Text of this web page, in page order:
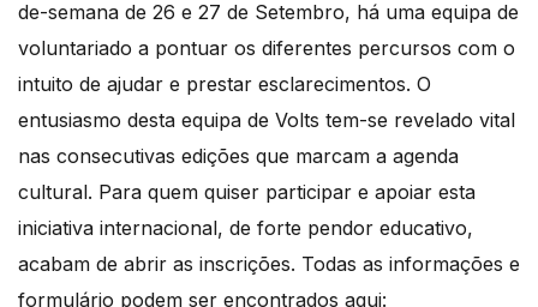
de-semana de 26 e 27 de Setembro, há uma equipa de
voluntariado a pontuar os diferentes percursos com o
intuito de ajudar e prestar esclarecimentos. O
entusiasmo desta equipa de Volts tem-se revelado vital
nas consecutivas edições que marcam a agenda
cultural. Para quem quiser participar e apoiar esta
iniciativa internacional, de forte pendor educativo,
acabam de abrir as inscrições. Todas as informações e
formulário podem ser encontrados aqui: